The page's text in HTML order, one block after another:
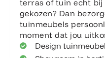
terras of tuin echt bij
gekozen? Dan
tuinmeubels
moment dat jou
Design